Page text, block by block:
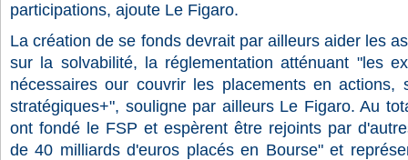
participations, ajoute Le Figaro.
La création de se fonds devrait par ailleurs aider les
sur la solvabilité, la réglementation atténuant "les
nécessaires our couvrir les placements en actions,
stratégiques+", souligne par ailleurs Le Figaro. Au
ont fondé le FSP et espèrent être rejoints par
de 40 milliards d'euros placés en Bourse" et